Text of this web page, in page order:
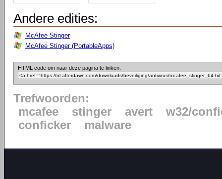
Andere edities:
McAfee Stinger
McAfee Stinger (PortableApps)
HTML code om naar deze pagina te linken:
Trefwoorden:
mcafee
stinger avert
w32/
conficker
malware